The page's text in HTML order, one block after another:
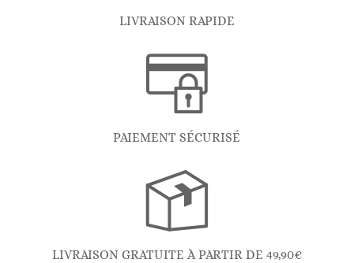
LIVRAISON RAPIDE
PAIEMENT SÉCURISÉ
LIVRAISON GRATUITE À PARTIR DE 49,90€